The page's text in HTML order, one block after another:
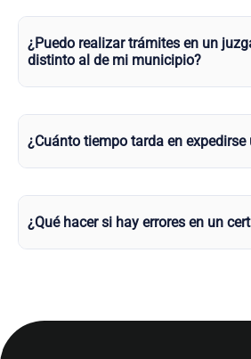
¿Puedo realizar trámites en un
distinto al de mi municipio?
¿Cuánto tiempo tarda en
¿Qué hacer si hay errores en un